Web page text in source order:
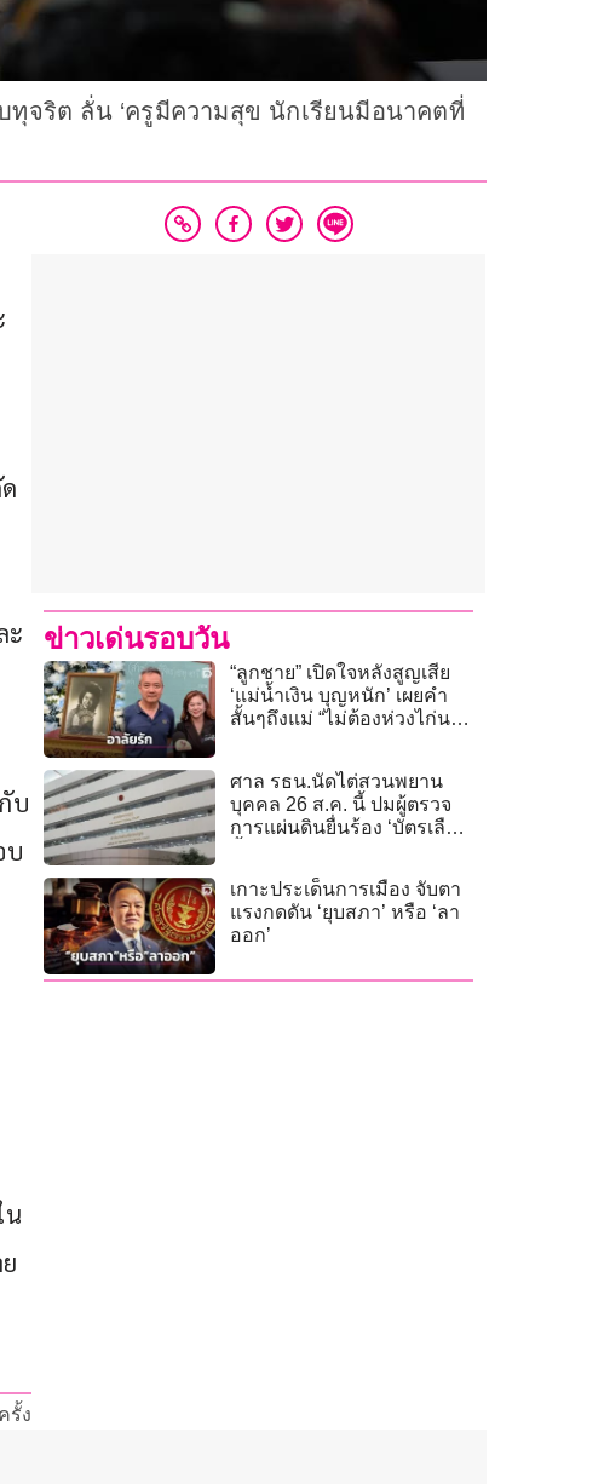
จริต ลั่น ‘ครูมีความสุข นักเรียนมีอนาคตที่
ะ
บ
บ
น
รั้ง
ข่าวเด่นรอบวัน
“ลูกชาย” เปิดใจหลังสูญเสีย
‘แม่น้ำเงิน บุญหนัก’ เผยคำ
สั้นๆถึงแม่ “ไม่ต้องห่วงไก่นะ
ศาล รธน.นัดไต่สวนพยาน
บุคคล 26 ส.ค. นี้ ปมผู้ตรวจ
การแผ่นดินยื่นร้อง ‘บัตรเลือก
เกาะประเด็นการเมือง จับตา
แรงกดดัน ‘ยุบสภา’ หรือ ‘ลา
ออก’